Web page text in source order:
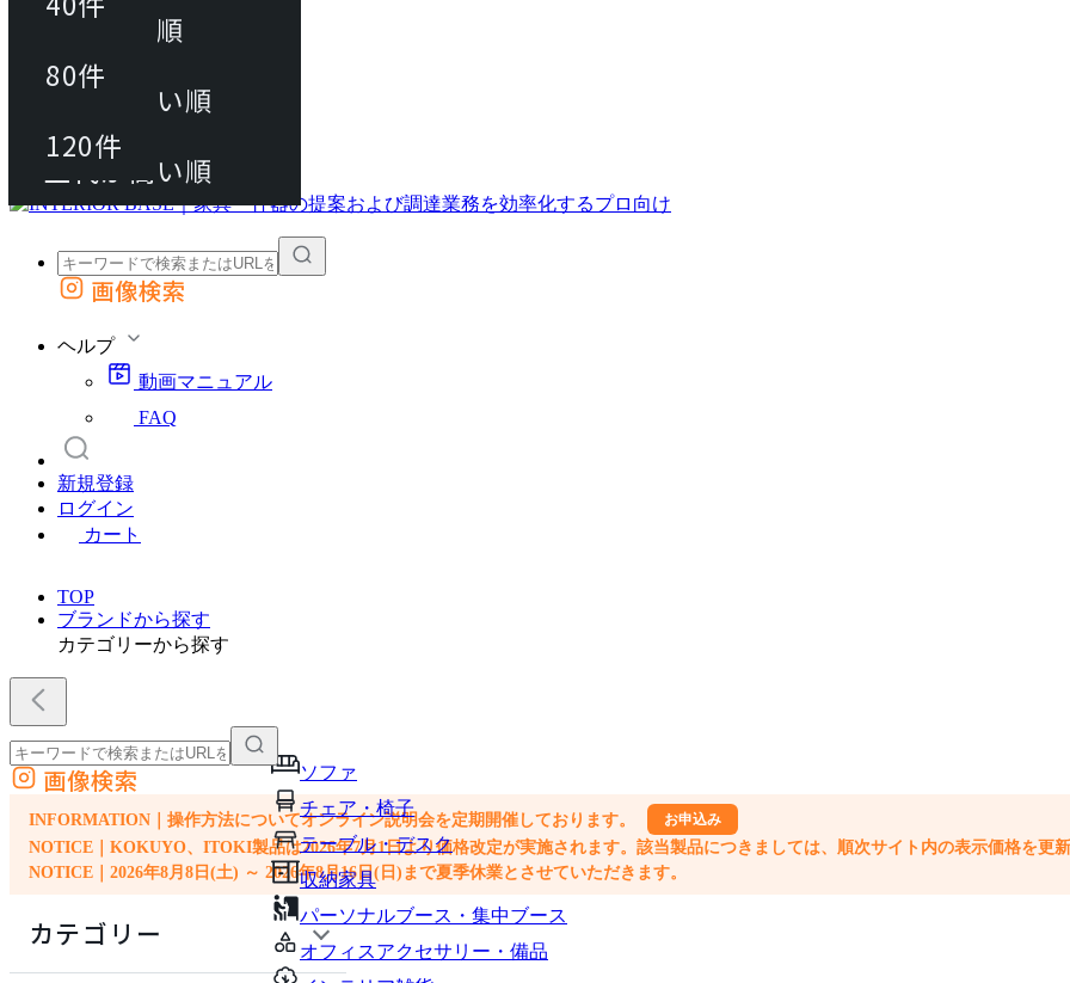
動画マニュアル
FAQ
カート
外部サイトの商品をカートに追加
画像検索
ヘルプ
動画マニュアル
FAQ
新規登録
ログイン
カート
TOP
ブランドから探す
カテゴリーから探す
ソファ
チェア・椅子
テーブル・デスク
収納家具
パーソナルブース・集中ブース
オフィスアクセサリー・備品
外部サイトの商品をカートに追加
他のサイトで見つけた商品ページのURLを貼り付けて、カートに追加できます
画像検索
INFORMATION｜操作方法についてオンライン説明会を定期開催しております。 お申込み
NOTICE｜KOKUYO、ITOKI製品は2026年7月1日より価格改定が実施されます。該当製品につきましては、順次サイト内の表示価格を更新
NOTICE｜2026年8月8日(土) ～ 2026年8月16日(日)まで夏季休業とさせていただきます。
カテゴリー
80件
120件
おすすめ順
上代が安い順
上代が高い順
80件
120件